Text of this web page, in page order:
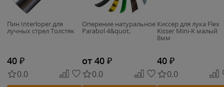
Пин Interloper для
лучных стрел Толстяк
40 ₽
0.0
Оперение натуральное
Parabol 4&quot;
от 40 ₽
0.0
Киссер для лука Flex
Kisser Mini-K малый
8мм
40 ₽
0.0